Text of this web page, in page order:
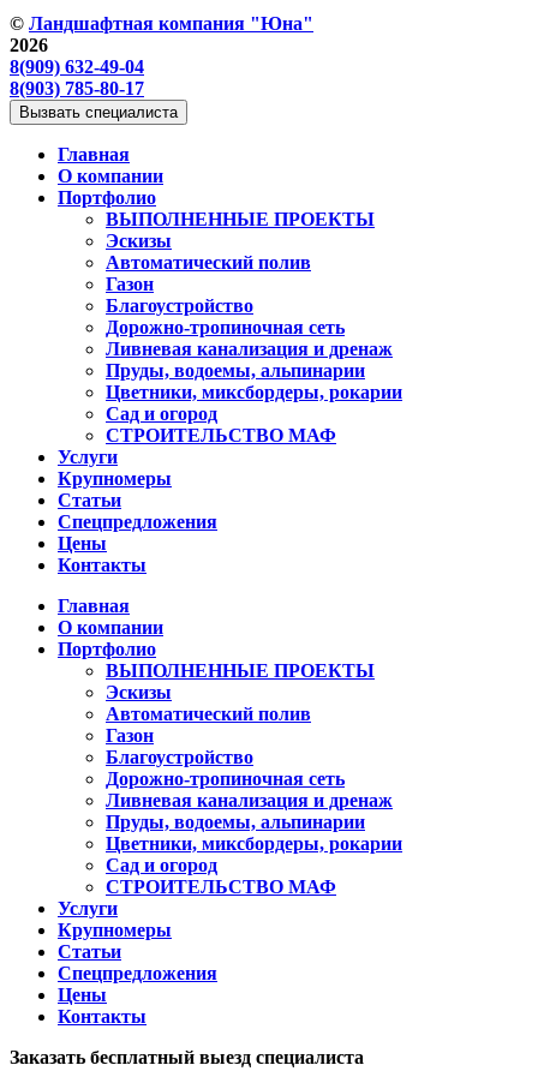
© Ландшафтная компания "Юна"
2026
8(909) 632-49-04
8(903) 785-80-17
Вызвать специалиста
Главная
О компании
Портфолио
ВЫПОЛНЕННЫЕ ПРОЕКТЫ
Эскизы
Автоматический полив
Газон
Благоустройство
Дорожно-тропиночная сеть
Ливневая канализация и дренаж
Пруды, водоемы, альпинарии
Цветники, миксбордеры, рокарии
Сад и огород
СТРОИТЕЛЬСТВО МАФ
Услуги
Крупномеры
Статьи
Спецпредложения
Цены
Контакты
Главная
О компании
Портфолио
ВЫПОЛНЕННЫЕ ПРОЕКТЫ
Эскизы
Автоматический полив
Газон
Благоустройство
Дорожно-тропиночная сеть
Ливневая канализация и дренаж
Пруды, водоемы, альпинарии
Цветники, миксбордеры, рокарии
Сад и огород
СТРОИТЕЛЬСТВО МАФ
Услуги
Крупномеры
Статьи
Спецпредложения
Цены
Контакты
Заказать бесплатный выезд специалиста